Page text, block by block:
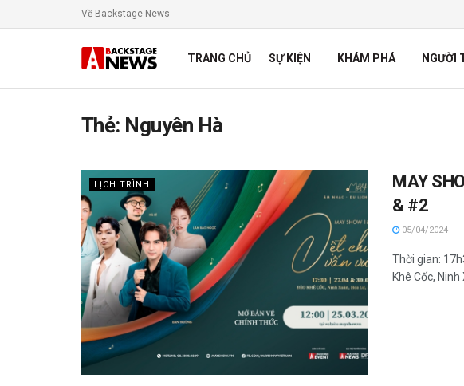
Về Backstage News
TRANG CHỦ SỰ KIỆN KHÁM PHÁ NGƯỜI
Thẻ: Nguyên Hà
LỊCH TRÌNH
MAY
& #2
05/04/2024
Thời gian:
Khê Cốc, Ninh